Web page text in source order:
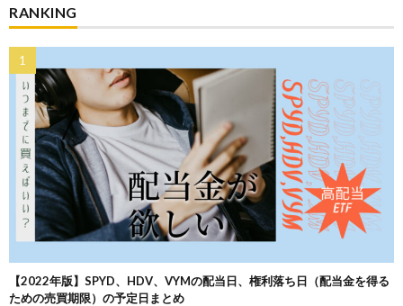
RANKING
【2022年版】SPYD、HDV、VYMの配当日、権利落ち日（配当金を得る
ための売買期限）の予定日まとめ